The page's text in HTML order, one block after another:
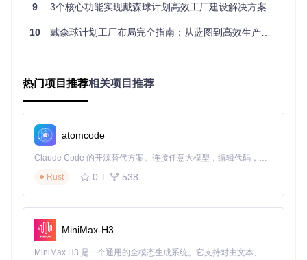
功能定位：构建从太阳帆生产到能量收集的完整戴森球体系
实施要点：采用「太阳帆生产_Sail-Factory/72K太阳帆」与
二、能力成长：如何从工厂新手蜕变为星际工程
师？
每个玩家都需要经历从手动操作到自动化生产的能力跃迁。Fa
化工厂构建精髓，实现从单一星球到跨星系文明的进化。
准备工作
克隆蓝图仓库到本地终端：
git clone
9 3个核心功能实现戴森球计划高效工厂建设解决方案
10 戴森球计划工厂布局完全指南：从蓝图到高效生产的模块化解决方案
热门项目推荐相关项目推荐
atomcode
Claude Code 的开源替代方案。连接任意大模型，编辑代码，运行命令，自动验证 — 全自动执行。用 Rust 构建，极致性能。 ｜ An open-source alternative to Claude Code. Connect any LLM, edit code, run commands, and verify changes — autonomously. Built in Rust for speed. Get Started
Rust
0 538
MiniMax-H3
MiniMax H3 是一个通用的全模态生成系统。它支持对由文本、图像、视频和音频组成的多模态上下文进行统一理解，并能生成分辨率高达 2K、时长可达 15 秒的带原生立体声音频的视频。得益于面向任务泛化的系统设计，H3 在预训练阶段就已具备广泛的多模态上下文理解与生成能力，能够出色地执行复杂的多模态指令。